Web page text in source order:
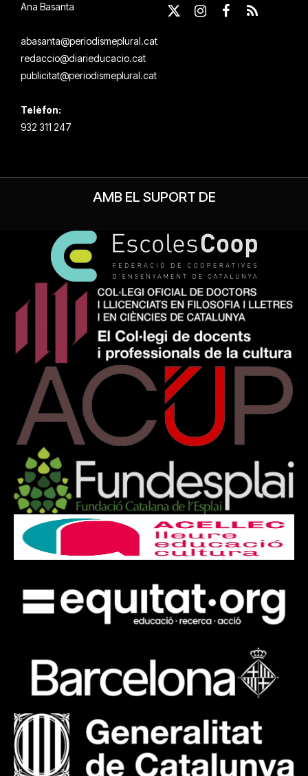
Ana Basanta
abasanta@periodismeplural.cat
redaccio@diarieducacio.cat
publicitat@periodismeplural.cat
Telèfon:
932 311 247
X
InstagramFacebook
RSS
AMB EL SUPORT DE